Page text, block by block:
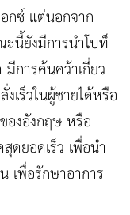
กซ์ แต่นอกจาก
ะนี้ยังมีการนำโบท็
การค้นคว้าเกี่ยว
เร็วในผู้ชายได้หรือ
องอังกฤษ หรือ
ดยอดเร็ว เพื่อนำ
เพื่อรักษาอาการ